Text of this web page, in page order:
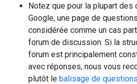
Notez que pour la plupart des
Google, une page de
considérée comme un cas
forum de discussion. Si la
forum est principalement
avec réponses, nous vous
plutôt le balisage de